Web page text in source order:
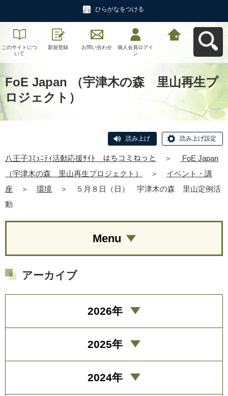
ひらがなをつける
このサイトにつ
いて
新規登録 お問い合わせ
個人会員ログイ
ン
FoE Japan （宇津木の森 里山再生プ
ロジェクト）
読み上げ 読み上げ設定
八王子ｺﾐｭﾆﾃｨ活動応援ｻｲﾄ はちコミねっと ＞
FoE Japan
（宇津木の森 里山再生プロジェクト）
＞
イベント・講
座
＞ 環境 ＞
５月８日（日） 宇津木の森 里山定例活
動
Menu
アーカイブ
2026年
2025年
2024年